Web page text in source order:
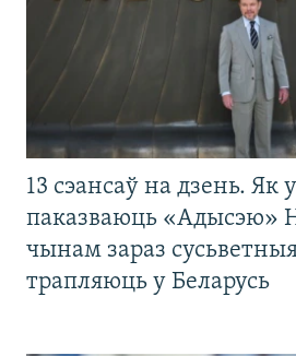
13 сэансаў на дзень. Як
паказваюць «Адысэю»
чынам зараз
трапляюць у Беларусь